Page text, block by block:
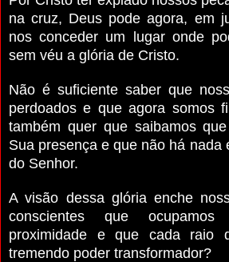
na cruz, Deus pode agora, em
nos conceder um lugar onde
sem véu a glória de Cristo.
Não é suficiente saber que
perdoados e que agora somos
também quer que saibamos
Sua presença e que não há nada
do Senhor.
A visão dessa glória enche
conscientes que
proximidade e que cada raio
tremendo poder transformador?